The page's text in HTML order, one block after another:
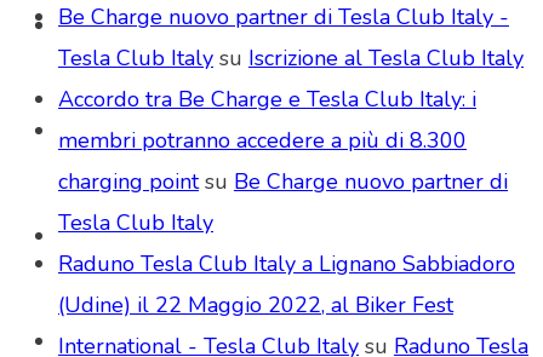
Be Charge nuovo partner di Tesla Club Italy -
Tesla Club Italy su Iscrizione al Tesla Club Italy
Accordo tra Be Charge e Tesla Club Italy: i
membri potranno accedere a più di 8.300
charging pointsu Be Charge nuovo partner di
Tesla Club Italy
Raduno Tesla Club Italy a Lignano Sabbiadoro
(Udine) il 22 Maggio 2022, al Biker Fest
International - Tesla Club Italy su Raduno Tesla